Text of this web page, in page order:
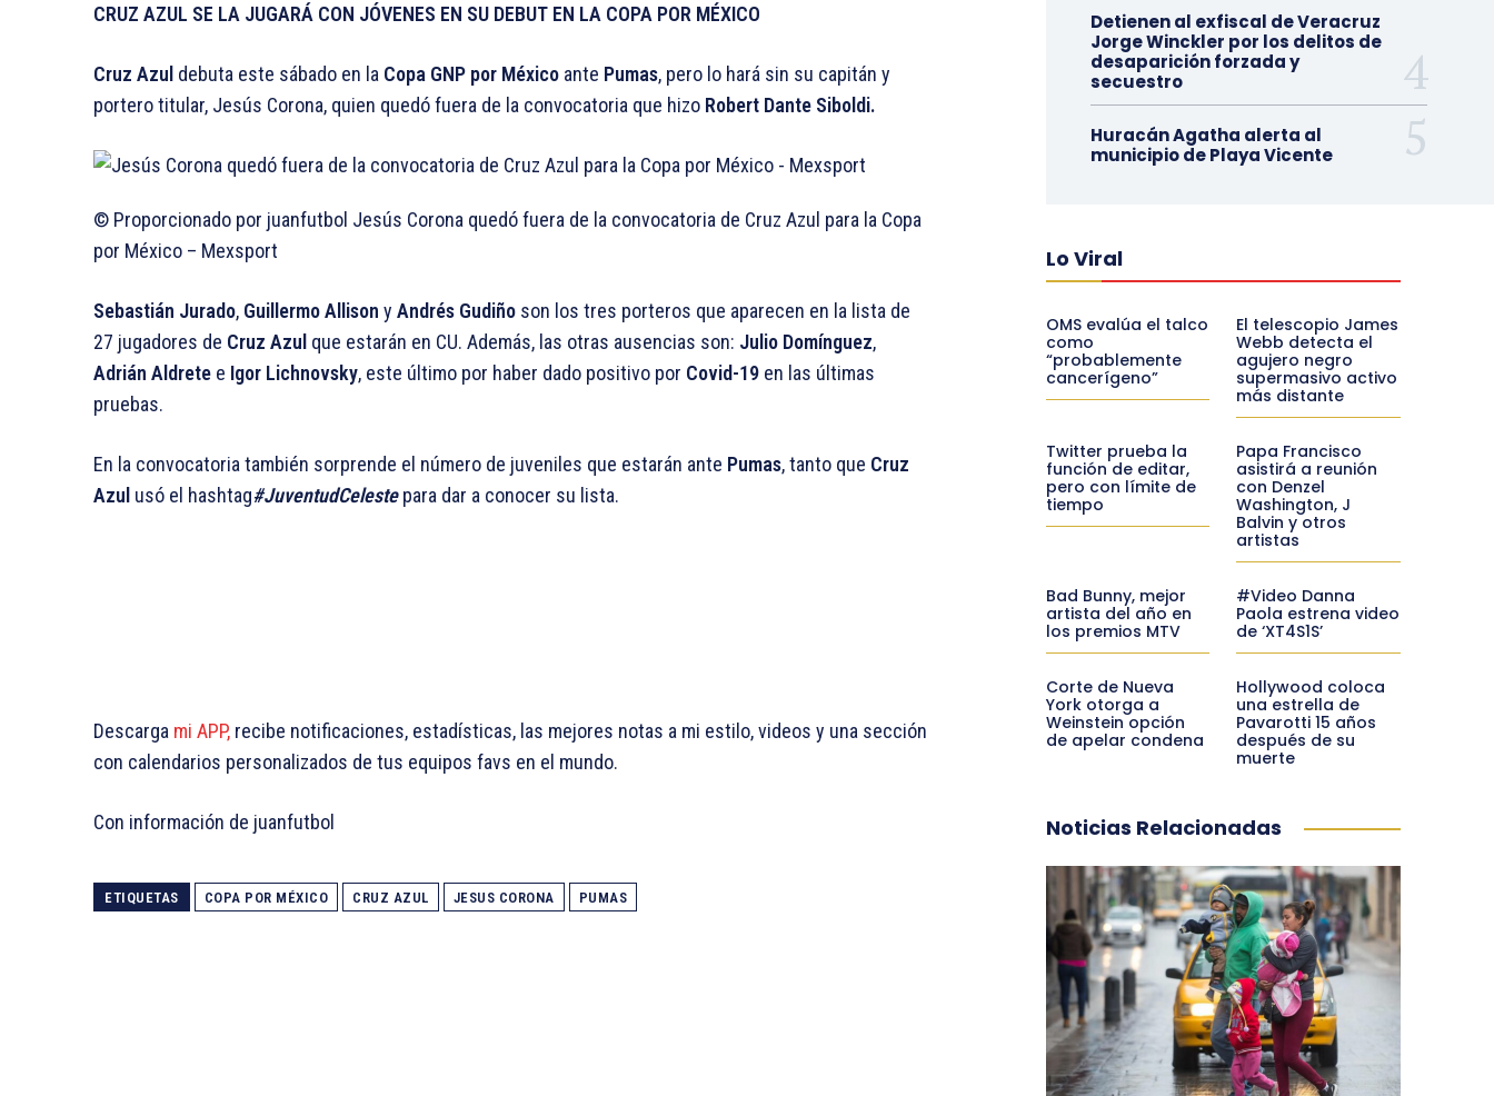
CRUZ AZUL SE LA JUGARÁ CON JÓVENES EN SU DEBUT EN LA COPA POR MÉXICO
Cruz Azul debuta este sábado en la Copa GNP por México ante Pumas, pero lo hará sin su capitán y
portero titular, Jesús Corona, quien quedó fuera de la convocatoria que hizo Robert Dante Siboldi.
© Proporcionado por juanfutbol Jesús Corona quedó fuera de la convocatoria de Cruz Azul para la Copa
por México – Mexsport
Sebastián Jurado, Guillermo Allison y Andrés Gudiño son los tres porteros que aparecen en la lista de
27 jugadores de Cruz Azul que estarán en CU. Además, las otras ausencias son: Julio Domínguez,
Adrián Aldrete e Igor Lichnovsky, este último por haber dado positivo por Covid-19 en las últimas
pruebas.
En la convocatoria también sorprende el número de juveniles que estarán ante Pumas, tanto que Cruz
Azul usó el hashtag#JuventudCelestepara dar a conocer su lista.
Descarga mi APP, recibe notificaciones, estadísticas, las mejores notas a mi estilo, videos y una sección
con calendarios personalizados de tus equipos favs en el mundo.
Con información de juanfutbol
ETIQUETAS COPA POR MÉXICO CRUZ AZUL JESUS CORONA PUMAS
Detienen al exfiscal de Veracruz
Jorge Winckler por los delitos de
desaparición forzada y
secuestro
Huracán Agatha alerta al
municipio de Playa Vicente
Lo Viral
OMS evalúa el talco
como
“probablemente
cancerígeno”
El telescopio James
Webb detecta el
agujero negro
supermasivo activo
más distante
Twitter prueba la
función de editar,
pero con límite de
tiempo
Papa Francisco
asistirá a reunión
con Denzel
Washington, J
Balvin y otros
artistas
Bad Bunny, mejor
artista del año en
los premios MTV
#Video Danna
Paola estrena video
de ‘XT4S1S’
Corte de Nueva
York otorga a
Weinstein opción
de apelar condena
Hollywood coloca
una estrella de
Pavarotti 15 años
después de su
muerte
Noticias Relacionadas